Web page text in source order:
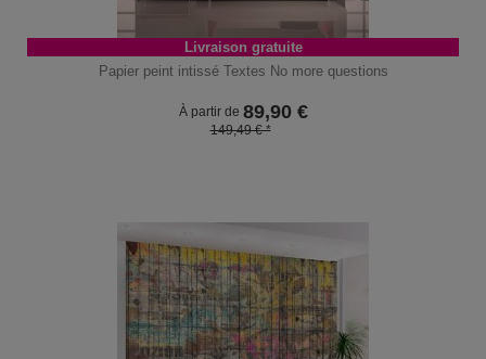
Livraison gratuite
Papier peint intissé Textes No more questions
À partir de 89,90€
149,49 € *